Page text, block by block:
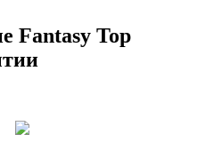
Fantasy Top